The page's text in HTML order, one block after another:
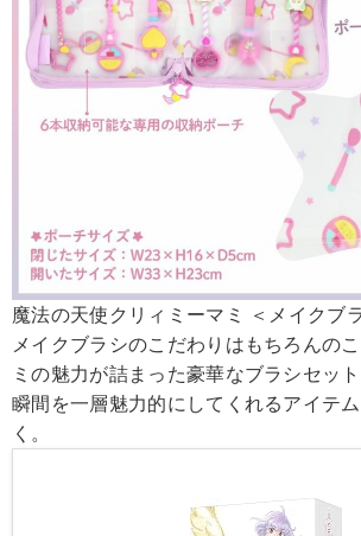
魔法の天使クリィミーマミ ＜メイクブ
メイクブラシのこだわりはもちろんの
ミの魅力が詰まった豪華なブラシセッ
瞬間を一層魅力的にしてくれるアイテ
く。